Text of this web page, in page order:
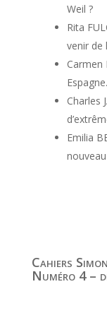
Weil ?
Rita
venir de
Carmen
Charles
Emilia
Cahiers
Numéro 4 –